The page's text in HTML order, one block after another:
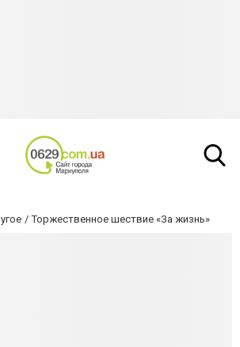
Торжественное шествие «За жизнь»